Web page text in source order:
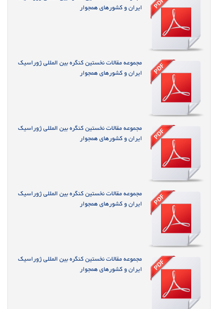
ایران و کشورهای همجوار
مجموعه مقالات نخستین کنگره بین المللی ژوراسیک
ایران و کشورهای همجوار
مجموعه مقالات نخستین کنگره بین المللی ژوراسیک
ایران و کشورهای همجوار
مجموعه مقالات نخستین کنگره بین المللی ژوراسیک
ایران و کشورهای همجوار
مجموعه مقالات نخستین کنگره بین المللی ژوراسیک
ایران و کشورهای همجوار